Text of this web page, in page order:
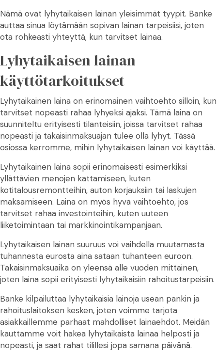
Nämä ovat lyhytaikaisen lainan yleisimmät tyypit. Banke
auttaa sinua löytämään sopivan lainan tarpeisiisi, joten
ota rohkeasti yhteyttä, kun tarvitset lainaa.
Lyhytaikaisen lainan
käyttötarkoitukset
Lyhytaikainen laina on erinomainen vaihtoehto silloin, kun
tarvitset nopeasti rahaa lyhyeksi ajaksi. Tämä laina on
suunniteltu erityisesti tilanteisiin, joissa tarvitset rahaa
nopeasti ja takaisinmaksuajan tulee olla lyhyt. Tässä
osiossa kerromme, mihin lyhytaikaisen lainan voi käyttää.
Lyhytaikainen laina sopii erinomaisesti esimerkiksi
yllättävien menojen kattamiseen, kuten
kotitalousremontteihin, auton korjauksiin tai laskujen
maksamiseen. Laina on myös hyvä vaihtoehto, jos
tarvitset rahaa investointeihin, kuten uuteen
liiketoimintaan tai markkinointikampanjaan.
Lyhytaikaisen lainan suuruus voi vaihdella muutamasta
tuhannesta eurosta aina sataan tuhanteen euroon.
Takaisinmaksuaika on yleensä alle vuoden mittainen,
joten laina sopii erityisesti lyhytaikaisiin rahoitustarpeisiin.
Banke kilpailuttaa lyhytaikaisia lainoja usean pankin ja
rahoituslaitoksen kesken, joten voimme tarjota
asiakkaillemme parhaat mahdolliset lainaehdot. Meidän
kauttamme voit hakea lyhytaikaista lainaa helposti ja
nopeasti, ja saat rahat tilillesi jopa samana päivänä.